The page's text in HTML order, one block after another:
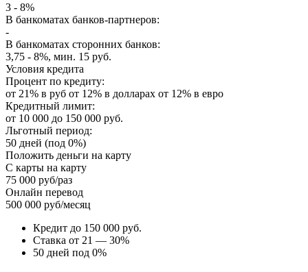
3 - 8%
В банкоматах банков-партнеров:
-
В банкоматах сторонних банков:
3,75 - 8%, мин. 15 руб.
Условия кредита
Процент по кредиту:
от 21% в руб от 12% в долларах от 12% в евро
Кредитный лимит:
от 10 000 до 150 000 руб.
Льготный период:
50 дней (под 0%)
Положить деньги на карту
С карты на карту
75 000 руб/раз
Онлайн перевод
500 000 руб/месяц
Кредит до 150 000 руб.
Ставка от 21 — 30%
50 дней под 0%